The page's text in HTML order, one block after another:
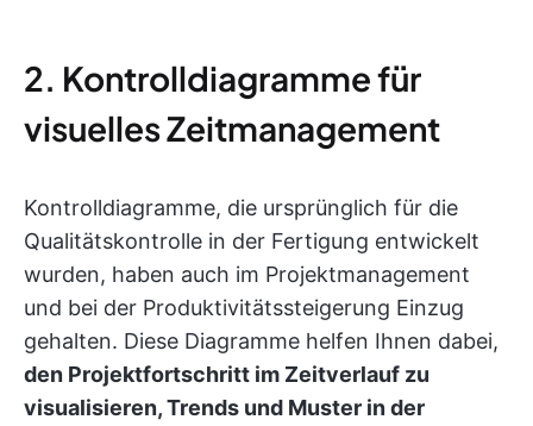
2. Kontrolldiagramme für
visuelles Zeitmanagement
Kontrolldiagramme, die ursprünglich für die
Qualitätskontrolle in der Fertigung entwickelt
wurden, haben auch im Projektmanagement
und bei der Produktivitätssteigerung Einzug
gehalten. Diese Diagramme helfen Ihnen dabei,
den Projektfortschritt im Zeitverlauf zu
visualisieren, Trends und Muster in der